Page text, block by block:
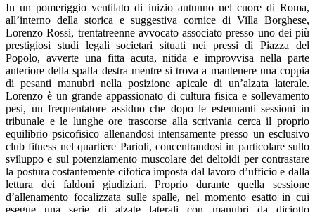
In un pomeriggio ventilato di inizio autunno nel cuore di Roma,
all’interno della storica e suggestiva cornice di Villa Borghese,
Lorenzo Rossi, trentatreenne avvocato associato presso uno dei più
prestigiosi studi legali societari situati nei pressi di Piazza del
Popolo, avverte una fitta acuta, nitida e improvvisa nella parte
anteriore della spalla destra mentre si trova a mantenere una coppia
di pesanti manubri nella posizione apicale di un’alzata laterale.
Lorenzo è un grande appassionato di cultura fisica e sollevamento
pesi, un frequentatore assiduo che dopo le estenuanti sessioni in
tribunale e le lunghe ore trascorse alla scrivania cerca il proprio
equilibrio psicofisico allenandosi intensamente presso un esclusivo
club fitness nel quartiere Parioli, concentrandosi in particolare sullo
sviluppo e sul potenziamento muscolare dei deltoidi per contrastare
la postura costantemente cifotica imposta dal lavoro d’ufficio e dalla
lettura dei faldoni giudiziari. Proprio durante quella sessione
d’allenamento focalizzata sulle spalle, nel momento esatto in cui
esegue una serie di alzate laterali con manubri da diciotto